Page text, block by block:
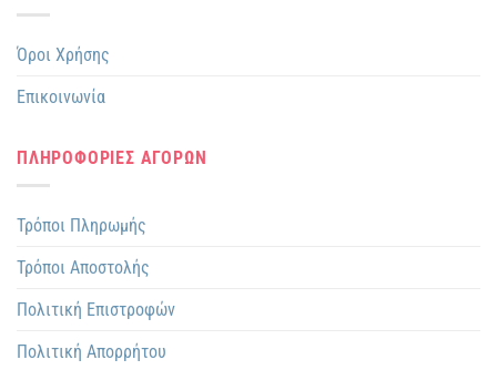
Όροι Χρήσης
Επικοινωνία
ΠΛΗΡΟΦΟΡΙΕΣ ΑΓΟΡΩΝ
Τρόποι Πληρωμής
Τρόποι Αποστολής
Πολιτική Επιστροφών
Πολιτική Απορρήτου